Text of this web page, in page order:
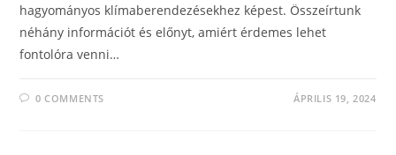
hagyományos klímaberendezésekhez képest. Összeírtunk
néhány információt és előnyt, amiért érdemes lehet
fontolóra venni…
0 COMMENTS ÁPRILIS 19, 2024